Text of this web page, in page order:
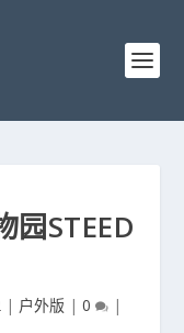
STEED
| 户外版 | 0 |